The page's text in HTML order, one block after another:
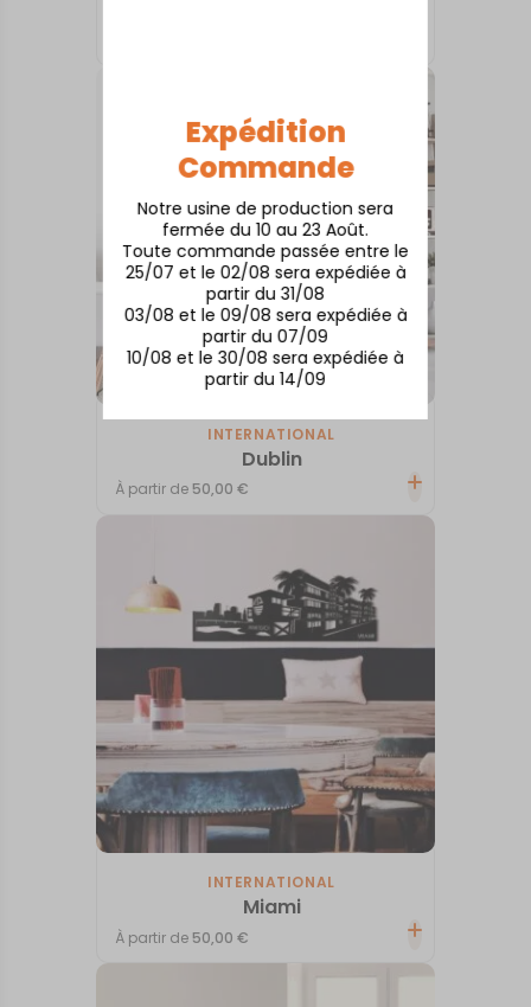
Expédition
Commande
Notre usine de production sera
fermée du 10 au 23 Août.
Toute commande passée entre le
25/07 et le 02/08 sera expédiée à
partir du 31/08
03/08 et le 09/08 sera expédiée à
partir du 07/09
10/08 et le 30/08 sera expédiée à
partir du 14/09
INTERNATIONAL
Dublin
À partir de 50,00€
INTERNATIONAL
Miami
À partir de 50,00€